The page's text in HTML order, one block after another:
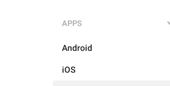
APPS
Android
iOS